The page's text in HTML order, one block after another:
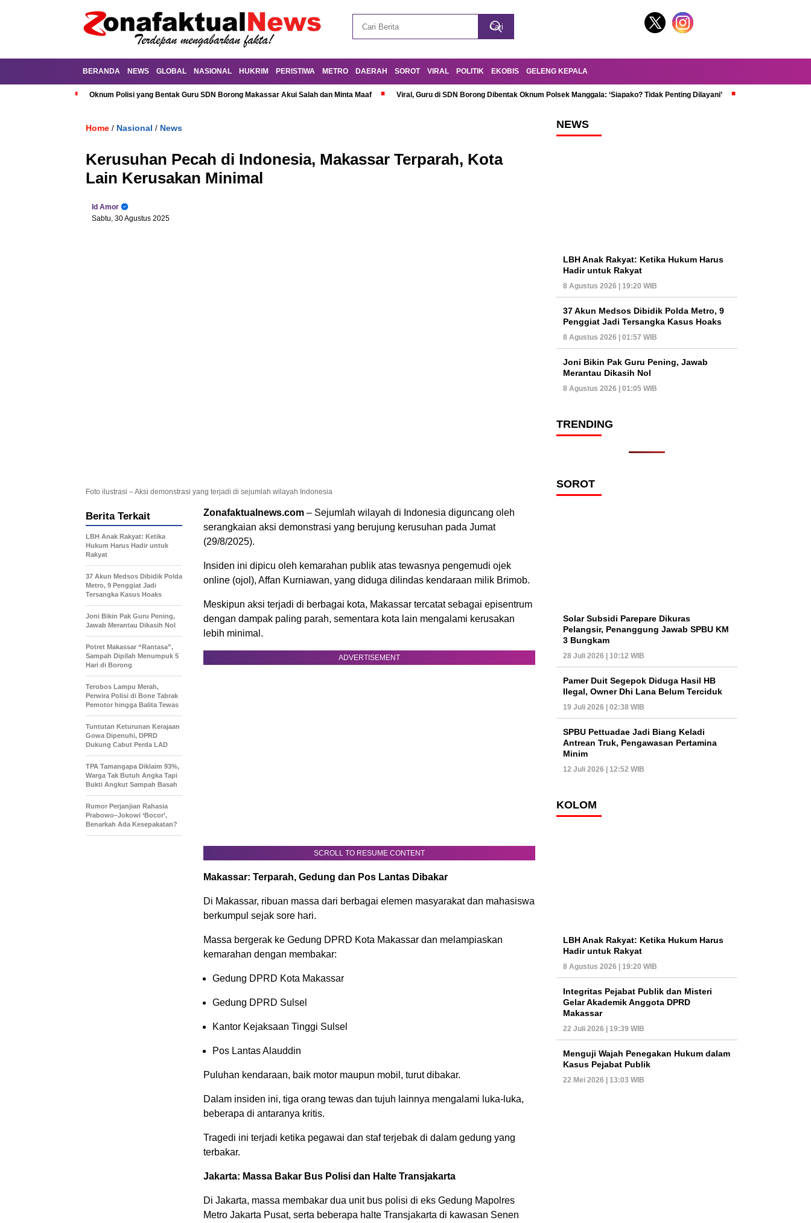
BERANDA NEWS GLOBAL NASIONAL HUKRIM PERISTIWA METRO DAERAH SOROT VIRAL POLITIK EKOBIS GELENG KEPALA
Oknum Polisi yang Bentak Guru SDN Borong Makassar Akui Salah dan Minta Maaf Viral, Guru di SDN Borong Dibentak Oknum Polsek Manggala: ‘Siapako? Tidak Penting Dilayani’
Home / Nasional / News
Kerusuhan Pecah di Indonesia, Makassar Terparah, Kota
Lain Kerusakan Minimal
Id Amor
Sabtu, 30 Agustus 2025
Foto ilustrasi – Aksi demonstrasi yang terjadi di sejumlah wilayah Indonesia
Zonafaktualnews.com – Sejumlah wilayah di Indonesia diguncang oleh
serangkaian aksi demonstrasi yang berujung kerusuhan pada Jumat
(29/8/2025).
Insiden ini dipicu oleh kemarahan publik atas tewasnya pengemudi ojek
online (ojol), Affan Kurniawan, yang diduga dilindas kendaraan milik Brimob.
Meskipun aksi terjadi di berbagai kota, Makassar tercatat sebagai episentrum
dengan dampak paling parah, sementara kota lain mengalami kerusakan
lebih minimal.
ADVERTISEMENT
SCROLL TO RESUME CONTENT
Makassar: Terparah, Gedung dan Pos Lantas Dibakar
Di Makassar, ribuan massa dari berbagai elemen masyarakat dan mahasiswa
berkumpul sejak sore hari.
Massa bergerak ke Gedung DPRD Kota Makassar dan melampiaskan
kemarahan dengan membakar:
Gedung DPRD Kota Makassar
Gedung DPRD Sulsel
Kantor Kejaksaan Tinggi Sulsel
Pos Lantas Alauddin
Puluhan kendaraan, baik motor maupun mobil, turut dibakar.
Dalam insiden ini, tiga orang tewas dan tujuh lainnya mengalami luka-luka,
beberapa di antaranya kritis.
Tragedi ini terjadi ketika pegawai dan staf terjebak di dalam gedung yang
terbakar.
Jakarta: Massa Bakar Bus Polisi dan Halte Transjakarta
Di Jakarta, massa membakar dua unit bus polisi di eks Gedung Mapolres
Metro Jakarta Pusat, serta beberapa halte Transjakarta di kawasan Senen
Berita Terkait
LBH Anak Rakyat: Ketika
Hukum Harus Hadir untuk
Rakyat
37 Akun Medsos Dibidik Polda
Metro, 9 Penggiat Jadi
Tersangka Kasus Hoaks
Joni Bikin Pak Guru Pening,
Jawab Merantau Dikasih Nol
Potret Makassar “Rantasa”,
Sampah Dipilah Menumpuk 5
Hari di Borong
Terobos Lampu Merah,
Perwira Polisi di Bone Tabrak
Pemotor hingga Balita Tewas
Tuntutan Keturunan Kerajaan
Gowa Dipenuhi, DPRD
Dukung Cabut Perda LAD
TPA Tamangapa Diklaim 93%,
Warga Tak Butuh Angka Tapi
Bukti Angkut Sampah Basah
Rumor Perjanjian Rahasia
Prabowo–Jokowi ‘Bocor’,
Benarkah Ada Kesepakatan?
NEWS
LBH Anak Rakyat: Ketika Hukum Harus
Hadir untuk Rakyat
8 Agustus 2026 | 19:20 WIB
37 Akun Medsos Dibidik Polda Metro, 9
Penggiat Jadi Tersangka Kasus Hoaks
8 Agustus 2026 | 01:57 WIB
Joni Bikin Pak Guru Pening, Jawab
Merantau Dikasih Nol
8 Agustus 2026 | 01:05 WIB
TRENDING
SOROT
Solar Subsidi Parepare Dikuras
Pelangsir, Penanggung Jawab SPBU KM
3 Bungkam
28 Juli 2026 | 10:12 WIB
Pamer Duit Segepok Diduga Hasil HB
Ilegal, Owner Dhi Lana Belum Terciduk
19 Juli 2026 | 02:38 WIB
SPBU Pettuadae Jadi Biang Keladi
Antrean Truk, Pengawasan Pertamina
Minim
12 Juli 2026 | 12:52 WIB
KOLOM
LBH Anak Rakyat: Ketika Hukum Harus
Hadir untuk Rakyat
8 Agustus 2026 | 19:20 WIB
Integritas Pejabat Publik dan Misteri
Gelar Akademik Anggota DPRD
Makassar
22 Juli 2026 | 19:39 WIB
Menguji Wajah Penegakan Hukum dalam
Kasus Pejabat Publik
22 Mei 2026 | 13:03 WIB